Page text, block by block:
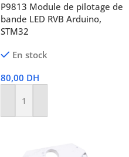
P9813 Module de pilotage de
bande LED RVB Arduino,
STM32
En stock
80,00 DH
Ajouter Au Panier